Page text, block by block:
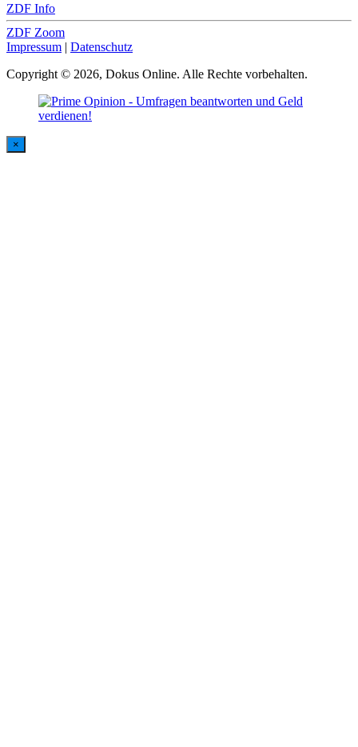
ZDF Info
ZDF Zoom
Impressum | Datenschutz
Copyright © 2026, Dokus Online. Alle Rechte vorbehalten.
×